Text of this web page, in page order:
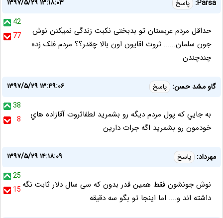
Parsa: پاسخ
۱۳۹۷/۵/۲۹ ۱۳:۱۸:۰۳
42
77
حداقل مردم عربستان تو بدبختی نکبت زندگی نمیکنن نوش
جون سلمان...... ثروت اقایون اون بالا چقدر؟؟ مردم فلک زده
چندچندن
گاو مشد حسن: پاسخ
۱۳۹۷/۵/۲۹ ۱۳:۴۹:۰۶
38
8
به جايي كه پول مردم ديگه رو بشمريد لطفاثروت آقازاده هاي
خودمون رو بشمريد اگه جرات دارين
مهرداد: پاسخ
۱۳۹۷/۵/۲۹ ۱۴:۱۸:۰۹
25
15نوش جونشون فقط همین قدر بدون که سی سال دلار ثابت نگه
داشته اند و.... اما اینجا تو بگو سه دقیقه